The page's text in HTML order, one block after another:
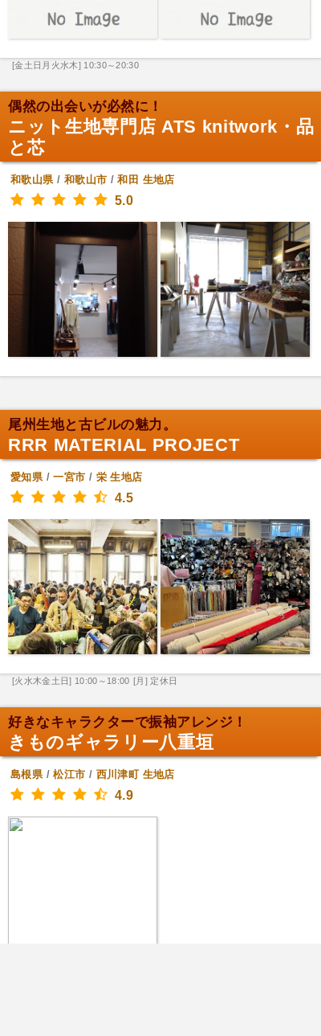
[金土日月火水木] 10:30～20:30
偶然の出会いが必然に！
ニット生地専門店 ATS knitwork・品
と芯
和歌山県/ 和歌山市 /和田 生地店
5.0
尾州生地と古ビルの魅力。
RRR MATERIAL PROJECT
愛知県/一宮市 / 栄 生地店
4.5
[火水木金土日] 10:00～18:00 [月] 定休日
好きなキャラクターで振袖アレンジ！
きものギャラリー八重垣
島根県/松江市 / 西川津町 生地店
4.9